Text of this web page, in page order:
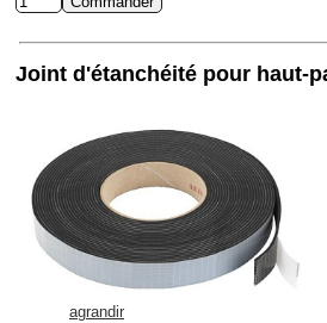
Joint d'étanchéité pour haut-
agrandir